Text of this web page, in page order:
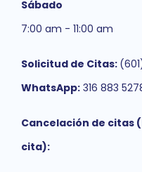
Sábado
7:00 am - 11:00 am
Solicitud de Citas:
WhatsApp: 316 883
Cancelación de citas
cita):